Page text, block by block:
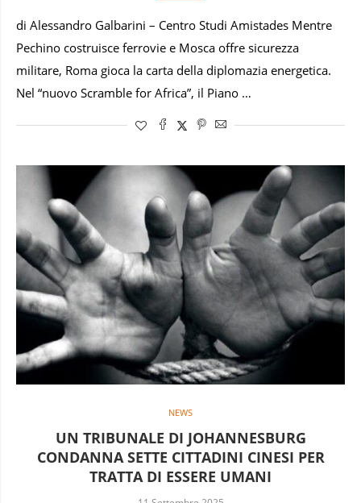
di Alessandro Galbarini – Centro Studi Amistades Mentre
Pechino costruisce ferrovie e Mosca offre sicurezza
militare, Roma gioca la carta della diplomazia energetica.
Nel “nuovo Scramble for Africa”, il Piano …
NEWS
UN TRIBUNALE DI JOHANNESBURG
CONDANNA SETTE CITTADINI CINESI PER
TRATTA DI ESSERE UMANI